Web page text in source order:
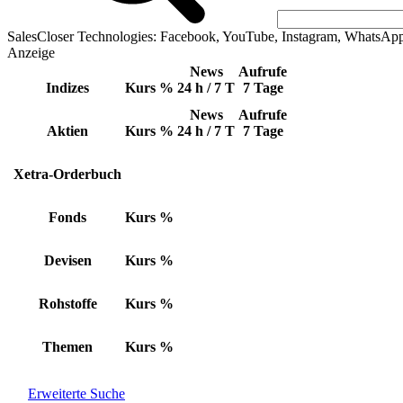
SalesCloser Technologies: Facebook, YouTube, Instagram,
Anzeige
Indizes Kurs %
News
24 h / 7 T
Aufrufe
7 Tage
Aktien Kurs %
News
24 h / 7 T
Aufrufe
7 Tage
Xetra-Orderbuch
Fonds Kurs %
Devisen Kurs %
Rohstoffe Kurs %
Themen Kurs %
Erweiterte Suche